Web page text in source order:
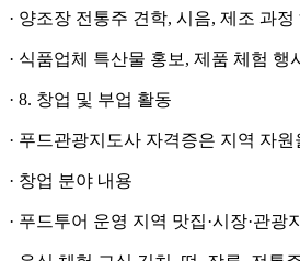
· 양조장 전통주 견학, 시음, 제조 과정
· 식품업체 특산물 홍보, 제품 체험 행
· 8. 창업 및 부업 활동
· 푸드관광지도사 자격증은 지역 자
· 창업 분야 내용
· 푸드투어 운영 지역 맛집·시장·관광